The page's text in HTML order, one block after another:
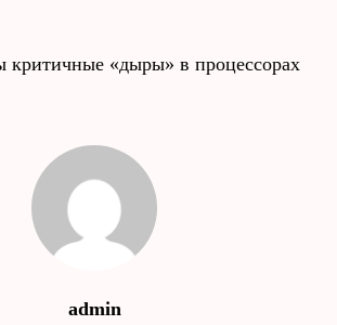
критичные «дыры» в процессорах
admin